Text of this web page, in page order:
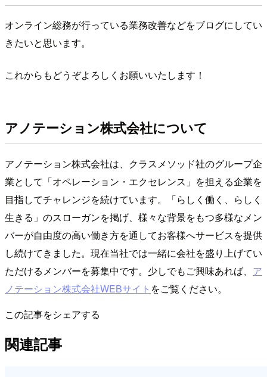
オンライン総務が行っている業務改善などをブログにしてい
きたいと思います。
これからもどうぞよろしくお願いいたします！
アノテーション株式会社について
アノテーション株式会社は、クラスメソッド社のグループ企
業として「オペレーション・エクセレンス」を担える企業を
目指してチャレンジを続けています。「らしく働く、らしく
生きる」のスローガンを掲げ、様々な背景をもつ多様なメン
バーが自由度の高い働き方を通してお客様へサービスを提供
し続けてきました。現在当社では一緒に会社を盛り上げてい
ただけるメンバーを募集中です。少しでもご興味あれば、 ア
ノテーション株式会社WEBサイト をご覧ください。
この記事をシェアする
関連記事